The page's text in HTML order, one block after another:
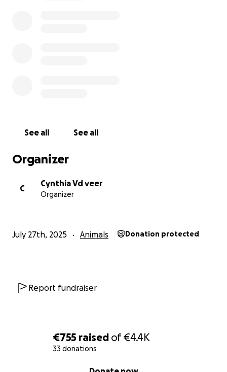
€755 raised of€4.4K
33 donations
nummerologische getal van het hart van 4444 euro.
We hopen dat je vanuit je hart Elly ook wilt steunen
Op naar een pijnvrije Elly!
See all See all
Organizer
C
Cynthia Vd veer
Organizer
July 27th, 2025 Animals Donation protected
Report fundraiser